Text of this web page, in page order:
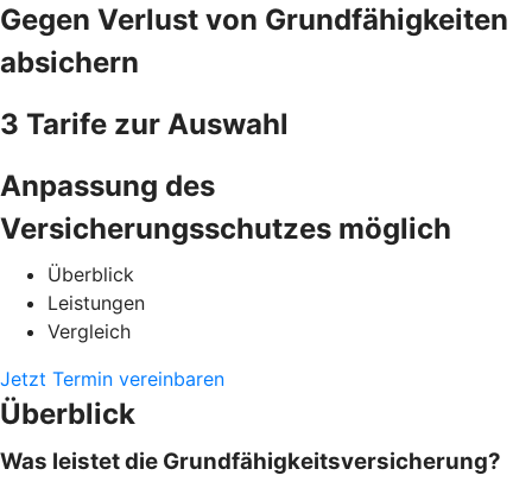
Gegen Verlust von Grundfähigkeiten
absichern
3 Tarife zur Auswahl
Anpassung des
Versicherungsschutzes möglich
Überblick
Leistungen
Vergleich
Jetzt Termin vereinbaren
Überblick
Was leistet die Grundfähigkeitsversicherung?